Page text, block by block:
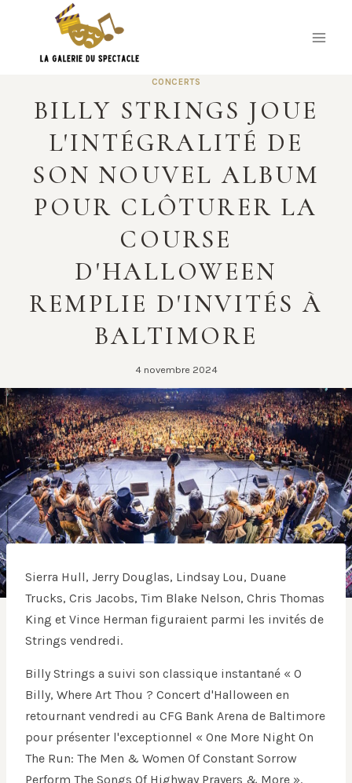
content
CONCERTS
BILLY STRINGS JOUE
L'INTÉGRALITÉ DE
SON NOUVEL ALBUM
POUR CLÔTURER LA
COURSE
D'HALLOWEEN
REMPLIE D'INVITÉS À
BALTIMORE
4 novembre 2024
Sierra Hull, Jerry Douglas, Lindsay Lou, Duane
Trucks, Cris Jacobs, Tim Blake Nelson, Chris Thomas
King et Vince Herman figuraient parmi les invités de
Strings vendredi.
Billy Strings a suivi son classique instantané « O
Billy, Where Art Thou ? Concert d'Halloween en
retournant vendredi au CFG Bank Arena de Baltimore
pour présenter l'exceptionnel « One More Night On
The Run: The Men & Women Of Constant Sorrow
Perform The Songs Of Highway Prayers & More ».